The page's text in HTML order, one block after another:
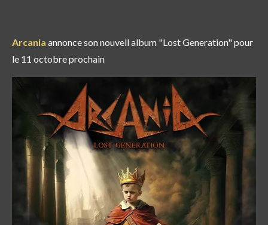
Arcania annonce son nouvell album "Lost Generation" pour
le 11 octobre prochain